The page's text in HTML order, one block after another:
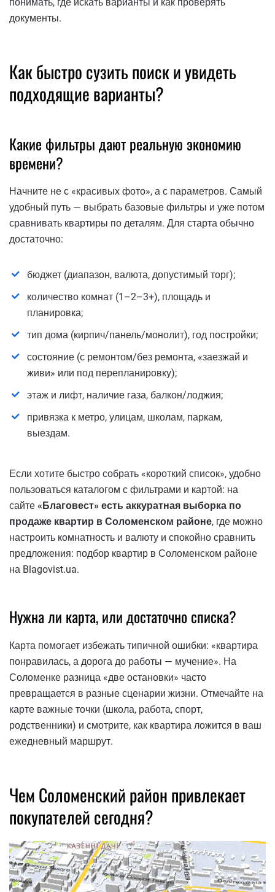
документы.
Как быстро сузить поиск и увидеть
подходящие варианты?
Какие фильтры дают реальную экономию
времени?
Начните не с «красивых фото», а с параметров. Самый
удобный путь — выбрать базовые фильтры и уже потом
сравнивать квартиры по деталям. Для старта обычно
достаточно:
бюджет (диапазон, валюта, допустимый торг);
количество комнат (1–2–3+), площадь и
планировка;
тип дома (кирпич/панель/монолит), год постройки;
состояние (с ремонтом/без ремонта, «заезжай и
живи» или под перепланировку);
этаж и лифт, наличие газа, балкон/лоджия;
привязка к метро, улицам, школам, паркам,
выездам.
Если хотите быстро собрать «короткий список», удобно
пользоваться каталогом с фильтрами и картой: на
сайте «Благовест» есть аккуратная выборка по
продаже квартир в Соломенском районе, где можно
настроить комнатность и валюту и спокойно сравнить
предложения: подбор квартир в Соломенском районе
на Blagovist.ua.
Нужна ли карта, или достаточно списка?
Карта помогает избежать типичной ошибки: «квартира
понравилась, а дорога до работы — мучение». На
Соломенке разница «две остановки» часто
превращается в разные сценарии жизни. Отмечайте на
карте важные точки (школа, работа, спорт,
родственники) и смотрите, как квартира ложится в ваш
ежедневный маршрут.
Чем Соломенский район привлекает
покупателей сегодня?